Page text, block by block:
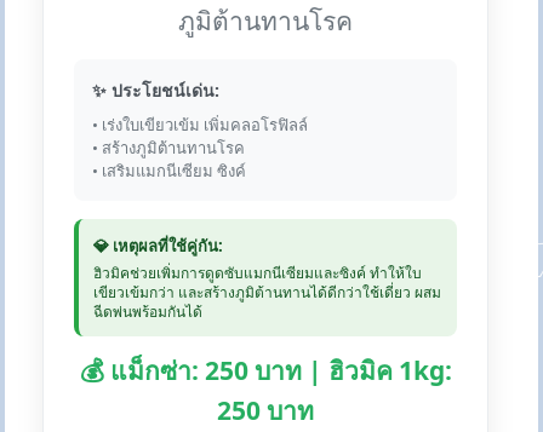
ภูมิต้านทานโรค
✨ ประโยชน์เด่น:
• เร่งใบเขียวเข้ม เพิ่มคลอโรฟิลล์
• สร้างภูมิต้านทานโรค
• เสริมแมกนีเซียม ซิงค์
💎 เหตุผลที่ใช้คู่กัน:
ฮิวมิคช่วยเพิ่มการดูดซับแมกนีเซียมและซิงค์ ทำให้ใบ
เขียวเข้มกว่า และสร้างภูมิต้านทานได้ดีกว่าใช้เดี่ยว ผสม
ฉีดพ่นพร้อมกันได้
💰 แม็กซ่า: 250 บาท | ฮิวมิค 1kg:
250 บาท